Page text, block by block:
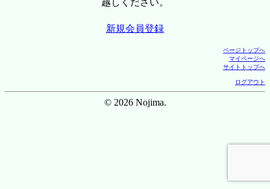
越しください。
新規会員登録
ページトップへ
マイページへ
サイトトップへ
ログアウト
© 2026 Nojima.